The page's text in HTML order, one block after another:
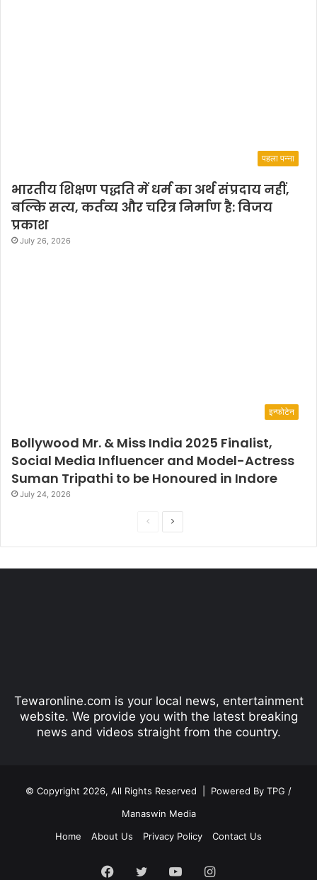
पहला पन्ना
भारतीय शिक्षण पद्धति में धर्म का अर्थ संप्रदाय नहीं,
बल्कि सत्य, कर्तव्य और चरित्र निर्माण है: विजय
प्रकाश
July 26, 2026
इन्फोटेन
Bollywood Mr. & Miss India 2025 Finalist,
Social Media Influencer and Model-Actress
Suman Tripathi to be Honoured in Indore
July 24, 2026
a
g
e
Tewaronline.com is your local news, entertainment
website. We provide you with the latest breaking
news and videos straight from the country.
© Copyright 2026, All Rights Reserved | Powered By TPG /
Manaswin Media
Home
About Us Privacy Policy Contact Us
Facebook
Twitter YouTubeInstagram